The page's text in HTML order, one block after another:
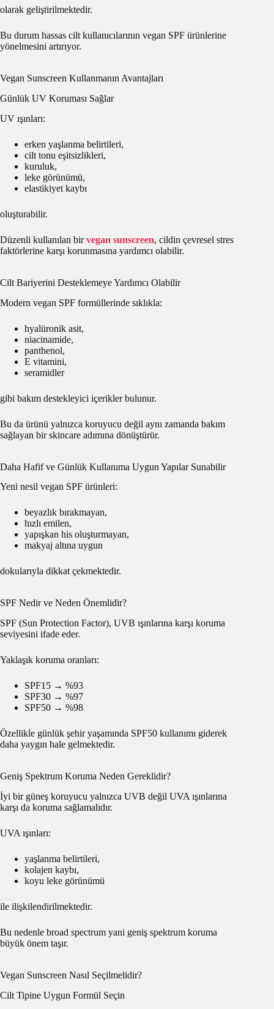
olarak geliştirilmektedir.
Bu durum hassas cilt kullanıcılarının vegan SPF ürünlerine
yönelmesini artırıyor.
Vegan Sunscreen Kullanmanın Avantajları
Günlük UV Koruması Sağlar
UV ışınları:
erken yaşlanma belirtileri,
cilt tonu eşitsizlikleri,
kuruluk,
leke görünümü,
elastikiyet kaybı
oluşturabilir.
Düzenli kullanılan birvegan sunscreen, cildin çevresel stres
faktörlerine karşı korunmasına yardımcı olabilir.
Cilt Bariyerini Desteklemeye Yardımcı Olabilir
Modern vegan SPF formüllerinde sıklıkla:
hyalüronik asit,
niacinamide,
panthenol,
E vitamini,
seramidler
gibi bakım destekleyici içerikler bulunur.
Bu da ürünü yalnızca koruyucu değil aynı zamanda bakım
sağlayan bir skincare adımına dönüştürür.
Daha Hafif ve Günlük Kullanıma Uygun Yapılar Sunabilir
Yeni nesil vegan SPF ürünleri:
beyazlık bırakmayan,
hızlı emilen,
yapışkan his oluşturmayan,
makyaj altına uygun
dokularıyla dikkat çekmektedir.
SPF Nedir ve Neden Önemlidir?
SPF (Sun Protection Factor), UVB ışınlarına karşı koruma
seviyesini ifade eder.
Yaklaşık koruma oranları:
SPF15 → %93
SPF30 → %97
SPF50 → %98
Özellikle günlük şehir yaşamında SPF50 kullanımı giderek
daha yaygın hale gelmektedir.
Geniş Spektrum Koruma Neden Gereklidir?
İyi bir güneş koruyucu yalnızca UVB değil UVA ışınlarına
karşı da koruma sağlamalıdır.
UVA ışınları:
yaşlanma belirtileri,
kolajen kaybı,
koyu leke görünümü
ile ilişkilendirilmektedir.
Bu nedenle broad spectrum yani geniş spektrum koruma
büyük önem taşır.
Vegan Sunscreen Nasıl Seçilmelidir?
Cilt Tipine Uygun Formül Seçin